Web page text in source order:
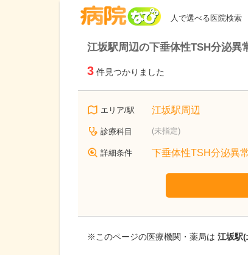
人で選べる医院検索
江坂駅周辺の下垂体性TSH分泌異
3 件見つかりました
エリア/駅 江坂駅周辺
診療科目 (未指定)
詳細条件 下垂体性TSH分泌異
※このページの医療機関・薬局は 江坂駅(